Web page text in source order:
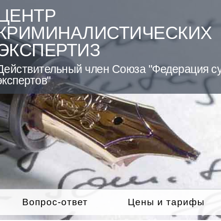
член Союза "Федерация
Вопрос-ответ Цены и тарифы